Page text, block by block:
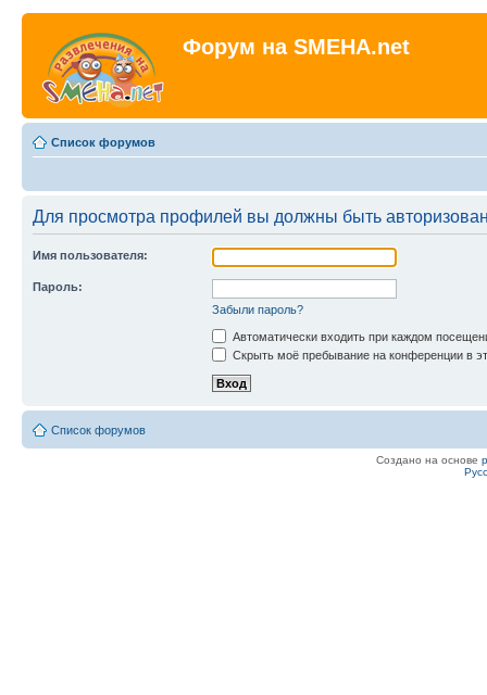
Форум на SMEHA.net
Список форумов
Для просмотра профилей вы должны быть
Имя пользователя:
Пароль:
Забыли пароль?
Автоматически входить при каждом
Скрыть моё пребывание на конференции в
Список форумов
Создано на основе